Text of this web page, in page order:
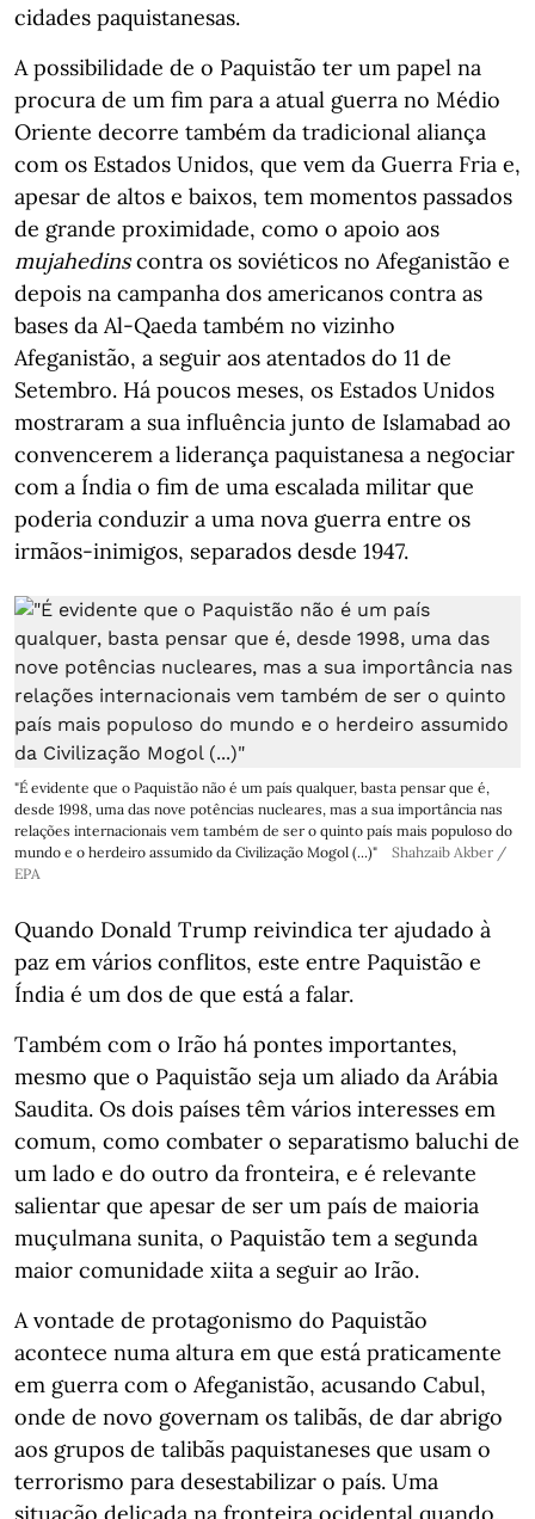
cidades paquistanesas.
A possibilidade de o Paquistão ter um papel na
procura de um fim para a atual guerra no Médio
Oriente decorre também da tradicional aliança
com os Estados Unidos, que vem da Guerra Fria e,
apesar de altos e baixos, tem momentos passados
de grande proximidade, como o apoio aos
mujahedinscontra os soviéticos no Afeganistão e
depois na campanha dos americanos contra as
bases da Al-Qaeda também no vizinho
Afeganistão, a seguir aos atentados do 11 de
Setembro. Há poucos meses, os Estados Unidos
mostraram a sua influência junto de Islamabad ao
convencerem a liderança paquistanesa a negociar
com a Índia o fim de uma escalada militar que
poderia conduzir a uma nova guerra entre os
irmãos-inimigos, separados desde 1947.
"É evidente que o Paquistão não é um país qualquer, basta pensar que é,
desde 1998, uma das nove potências nucleares, mas a sua importância nas
relações internacionais vem também de ser o quinto país mais populoso do
mundo e o herdeiro assumido da Civilização Mogol (...)"
Shahzaib Akber /
EPA
Quando Donald Trump reivindica ter ajudado à
paz em vários conflitos, este entre Paquistão e
Índia é um dos de que está a falar.
Também com o Irão há pontes importantes,
mesmo que o Paquistão seja um aliado da Arábia
Saudita. Os dois países têm vários interesses em
comum, como combater o separatismo baluchi de
um lado e do outro da fronteira, e é relevante
salientar que apesar de ser um país de maioria
muçulmana sunita, o Paquistão tem a segunda
maior comunidade xiita a seguir ao Irão.
A vontade de protagonismo do Paquistão
acontece numa altura em que está praticamente
em guerra com o Afeganistão, acusando Cabul,
onde de novo governam os talibãs, de dar abrigo
aos grupos de talibãs paquistaneses que usam o
terrorismo para desestabilizar o país. Uma